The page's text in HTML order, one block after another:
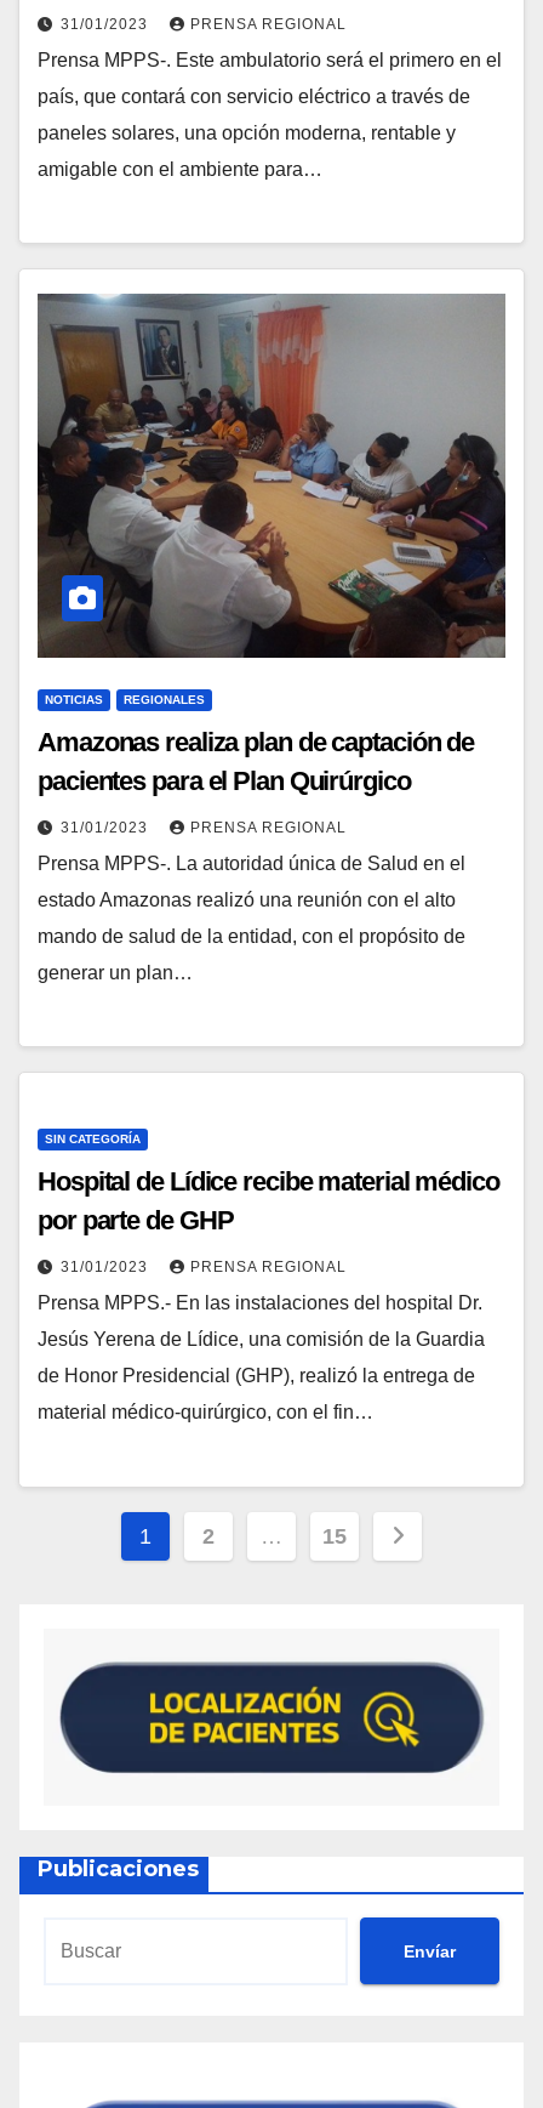
de Mérida
31/01/2023 PRENSA REGIONAL
Prensa MPPS-. Este ambulatorio será el primero en el
país, que contará con servicio eléctrico a través de
paneles solares, una opción moderna, rentable y
amigable con el ambiente para…
NOTICIAS REGIONALES
Amazonas realiza plan de captación de
pacientes para el Plan Quirúrgico
31/01/2023 PRENSA REGIONAL
Prensa MPPS-. La autoridad única de Salud en el
estado Amazonas realizó una reunión con el alto
mando de salud de la entidad, con el propósito de
generar un plan…
SIN CATEGORÍA
Hospital de Lídice recibe material médico
por parte de GHP
31/01/2023 PRENSA REGIONAL
Prensa MPPS.- En las instalaciones del hospital Dr.
Jesús Yerena de Lídice, una comisión de la Guardia
de Honor Presidencial (GHP), realizó la entrega de
material médico-quirúrgico, con el fin…
1 2 … 15
Publicaciones
Envíar